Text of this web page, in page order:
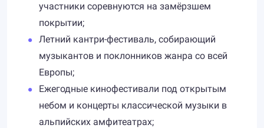
участники соревнуются на замёрзшем
покрытии;
Летний кантри-фестиваль, собирающий
музыкантов и поклонников жанра со всей
Европы;
Ежегодные кинофестивали под открытым
небом и концерты классической музыки в
альпийских амфитеатрах;